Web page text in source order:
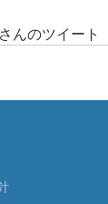
んのツイート